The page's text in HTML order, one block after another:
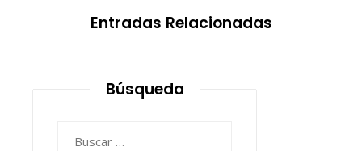
Entradas Relacionadas
Búsqueda